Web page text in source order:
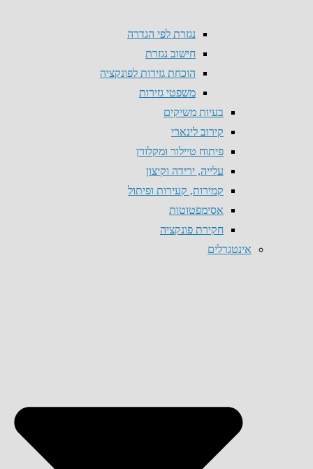
נגזרת לפי הגדרה
חישוב נגזרת
הוכחת גזירות לפונקציה
משפטי גזירות
בעיות משיקים
קירוב לינארי
פיתוח טיילור ומקלורן
עלייה, ירידה וקיצון
קמירות, קעירות ופיתול
אסימפטוטות
חקירת פונקציה
אינטגרלים